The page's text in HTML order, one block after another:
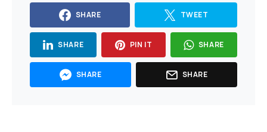
SHARE TWEET
SHARE PIN IT SHARE
SHARE SHARE